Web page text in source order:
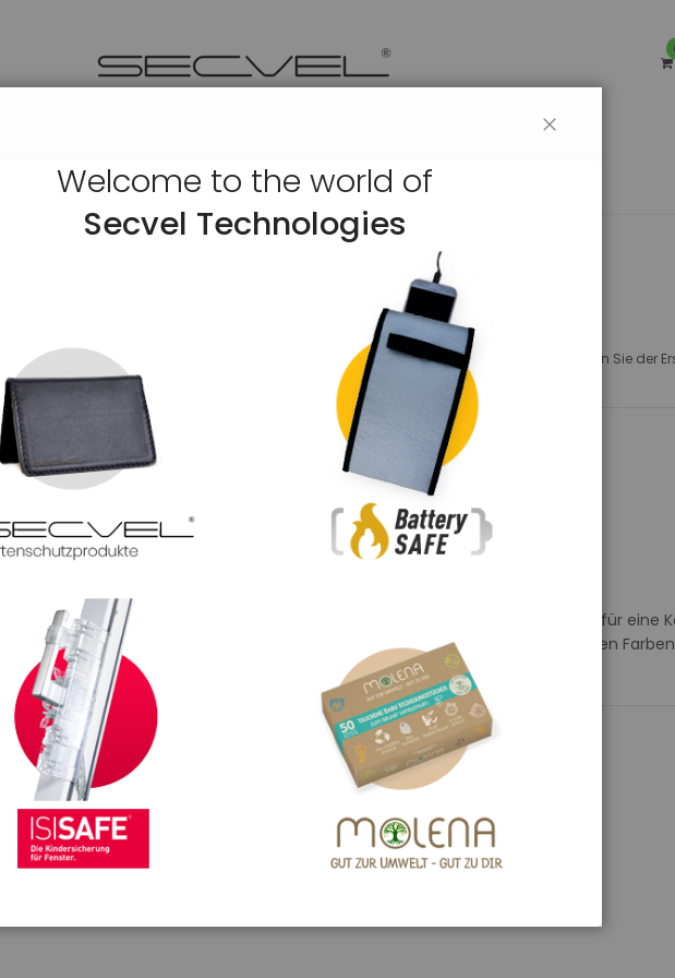
Kartenschutzhülle Young Style Orange
Seien Sie der
AUF LAGER
passend für eine Karte
Die SECVEL Kartenschutzhülle bietet Ihnen 5fachen Schutz für eine
patentierten SECVEL® Technologie ausgestattet und in vielen
IN DEN WARENKORB
Welcome to the world of
Secvel Technologies